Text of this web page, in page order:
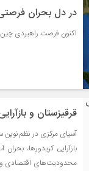
در دل بحران
اکنون فرصت راهبردی چین
قرقیزستان و
آسیای مرکزی در نظم نوین
بازآرایی کریدورها،
محدودیت‌های اقتصادی و